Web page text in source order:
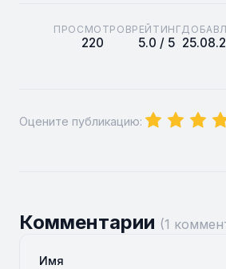
ПРОСМОТРОВ
220
РЕЙТИНГ
5.0 / 5
Оцените публикацию:
Комментарии (1
Имя